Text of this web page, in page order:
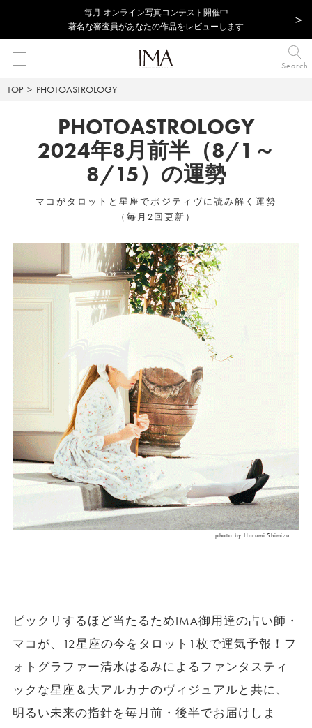
毎⽉ オンライン写真コンテスト開催中
著名な審査員があなたの作品をレビューします
Search
TOP PHOTOASTROLOGY
PHOTOASTROLOGY
2024年8月前半（8/1～
8/15）の運勢
マコがタロットと星座でポジティヴに読み解く運勢
（毎月2回更新）
photo by Harumi Shimizu
ビックリするほど当たるためIMA御用達の占い師・
マコが、12星座の今をタロット1枚で運気予報！フ
ォトグラファー清水はるみによるファンタスティ
ックな星座＆大アルカナのヴィジュアルと共に、
明るい未来の指針を毎月前・後半でお届けしま